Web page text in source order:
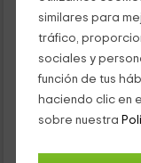
similares para
tráfico,
sociales y
función de tus
haciendo clic en
sobre nuestra
Alquiler íntegro
38 personas
Ponemos a tu
garantizarán la máxima
cuál coger de todos
está asegurado. Solo queda saber que además hay espacios
comunes en sus
Respuesta inferior a